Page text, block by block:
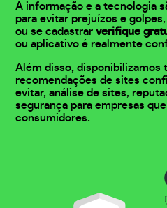
A informação e a tecnologia
para evitar prejuízos e
ou se cadastrarverifique
ou aplicativo é realmente
Além disso, disponibilizamos
recomendações de sites
evitar, análise de sites,
segurança para empresas
consumidores.